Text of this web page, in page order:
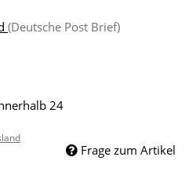
(Deutsche Post Brief)
24
Frage zum Artikel